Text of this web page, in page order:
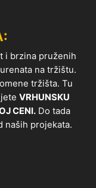
i brzina pruženih
na tržištu.
tržišta. Tu
VRHUNSKU
CENI.Do tada
naših projekata.